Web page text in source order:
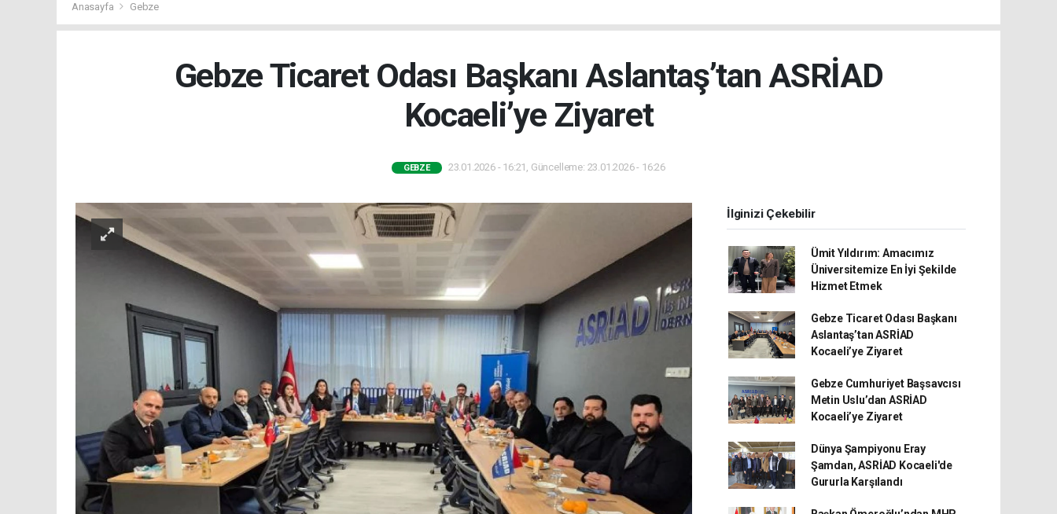
Anasayfa Gebze
Gebze Ticaret Odası Başkanı Aslantaş’tan ASRİAD
Kocaeli’ye Ziyaret
GEBZE 23.01.2026 - 16:21, Güncelleme: 23.01.2026 - 16:26
İlginizi Çekebilir
Ümit Yıldırım: Amacımız
Üniversitemize En İyi Şekilde
Hizmet Etmek
Gebze Ticaret Odası Başkanı
Aslantaş’tan ASRİAD
Kocaeli’ye Ziyaret
Gebze Cumhuriyet Başsavcısı
Metin Uslu’dan ASRİAD
Kocaeli’ye Ziyaret
Dünya Şampiyonu Eray
Şamdan, ASRİAD Kocaeli'de
Gururla Karşılandı